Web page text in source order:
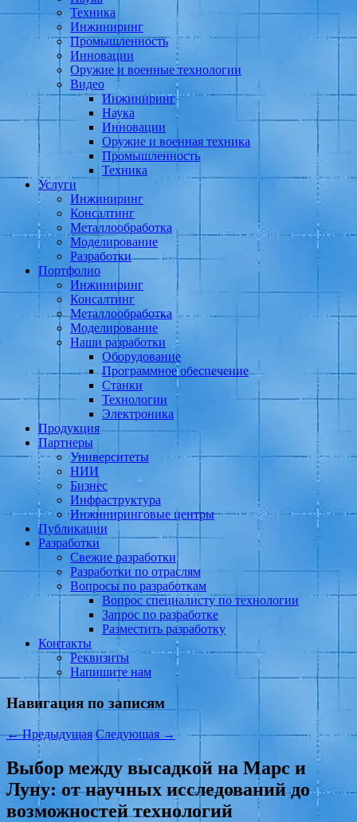
Техника
Инжиниринг
Промышленность
Инновации
Оружие и военные технологии
Видео
Инжиниринг
Наука
Инновации
Оружие и военная техника
Промышленность
Техника
Услуги
Инжиниринг
Консалтинг
Металлообработка
Моделирование
Разработки
Портфолио
Инжиниринг
Консалтинг
Металлообработка
Моделирование
Наши разработки
Оборудование
Программное обеспечение
Станки
Технологии
Электроника
Продукция
Партнеры
Университеты
НИИ
Бизнес
Инфраструктура
Инжиниринговые центры
Публикации
Разработки
Свежие разработки
Разработки по отраслям
Вопросы по разработкам
Вопрос специалисту по технологии
Запрос по разработке
Разместить разработку
Контакты
Реквизиты
Напишите нам
Навигация по записям
←Предыдущая Следующая →
Выбор между высадкой на Марс и
Луну: от научных исследований до
возможностей технологий